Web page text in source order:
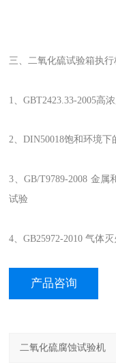
三、二氧化硫试验箱执行
1、GBT2423.33-2005高
2、DIN50018饱和环境下
3、GB/T9789-2008 金
试验
4、GB25972-2010 气体
产品咨询